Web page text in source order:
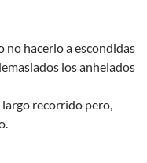
no hacerlo a escondidas
los anhelados
largo recorrido pero,